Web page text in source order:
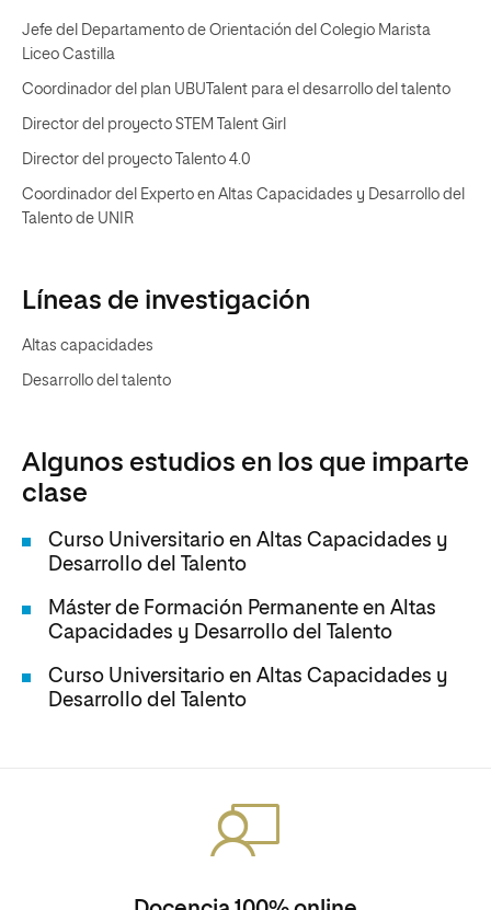
Jefe del Departamento de Orientación del Colegio Marista
Liceo Castilla
Coordinador del plan UBUTalent para el desarrollo del talento
Director del proyecto STEM Talent Girl
Director del proyecto Talento 4.0
Coordinador del Experto en Altas Capacidades y Desarrollo del
Talento de UNIR
Líneas de investigación
Altas capacidades
Desarrollo del talento
Algunos estudios en los que imparte
clase
Curso Universitario en Altas Capacidades y
Desarrollo del Talento
Máster de Formación Permanente en Altas
Capacidades y Desarrollo del Talento
Curso Universitario en Altas Capacidades y
Desarrollo del Talento